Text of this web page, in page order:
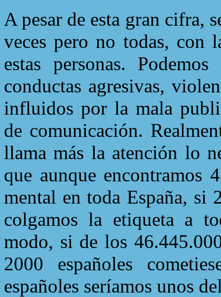
A pesar de esta gran cifra,
veces pero no todas, con
estas personas.
conductas agresivas,
influidos por la mala
de comunicación.
llama más la atención lo
que aunque encontramos
mental en toda España, si
colgamos la etiqueta a
modo, si de los
2000 españoles
españoles seríamos unos